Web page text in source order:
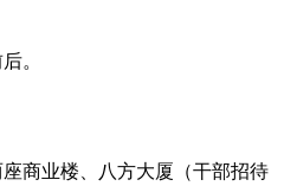
。
商业楼、八方大厦（干部招待